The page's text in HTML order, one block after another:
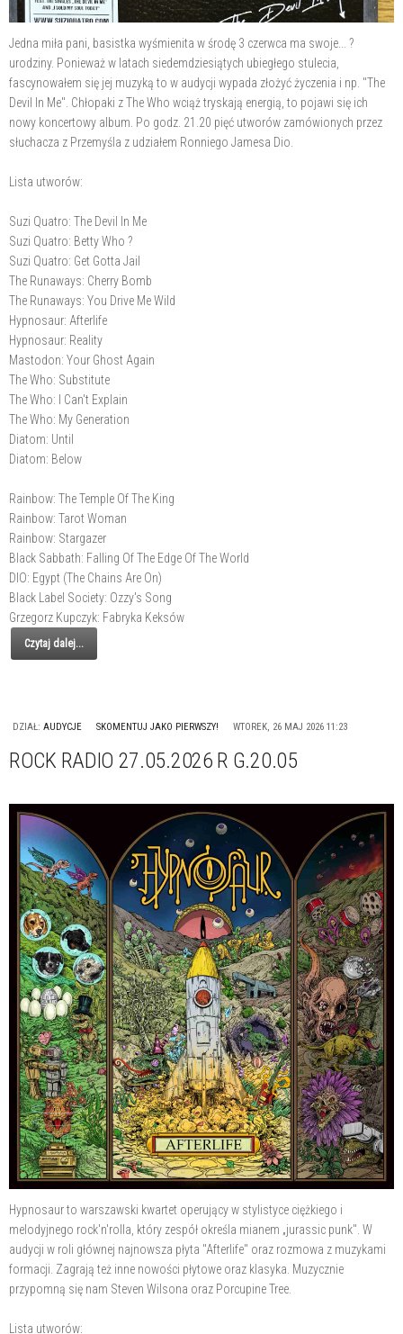
Jedna miła pani, basistka wyśmienita w środę 3 czerwca ma swoje... ?
urodziny. Ponieważ w latach siedemdziesiątych ubiegłego stulecia,
fascynowałem się jej muzyką to w audycji wypada złożyć życzenia i np. "The
Devil In Me". Chłopaki z The Who wciąż tryskają energią, to pojawi się ich
nowy koncertowy album. Po godz. 21.20 pięć utworów zamówionych przez
słuchacza z Przemyśla z udziałem Ronniego Jamesa Dio.
Lista utworów:
Suzi Quatro: The Devil In Me
Suzi Quatro: Betty Who ?
Suzi Quatro: Get Gotta Jail
The Runaways: Cherry Bomb
The Runaways: You Drive Me Wild
Hypnosaur: Afterlife
Hypnosaur: Reality
Mastodon: Your Ghost Again
The Who: Substitute
The Who: I Can't Explain
The Who: My Generation
Diatom: Until
Diatom: Below
Rainbow: The Temple Of The King
Rainbow: Tarot Woman
Rainbow: Stargazer
Black Sabbath: Falling Of The Edge Of The World
DIO: Egypt (The Chains Are On)
Black Label Society: Ozzy's Song
Grzegorz Kupczyk: Fabryka Keksów
Czytaj dalej...
DZIAŁ: AUDYCJE SKOMENTUJ JAKO PIERWSZY! WTOREK, 26 MAJ 2026 11:23
ROCK RADIO 27.05.2026 R G.20.05
Hypnosaur to warszawski kwartet operujący w stylistyce ciężkiego i
melodyjnego rock'n'rolla, który zespół określa mianem „jurassic punk". W
audycji w roli głównej najnowsza płyta "Afterlife" oraz rozmowa z muzykami
formacji. Zagrają też inne nowości płytowe oraz klasyka. Muzycznie
przypomną się nam Steven Wilsona oraz Porcupine Tree.
Lista utworów: